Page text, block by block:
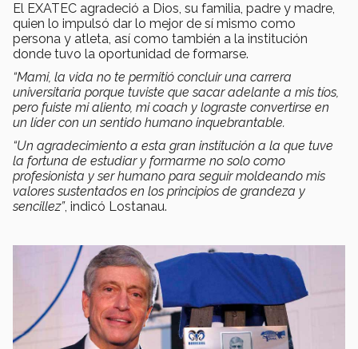
El EXATEC agradeció a Dios, su familia, padre y madre,
quien lo impulsó dar lo mejor de sí mismo como
persona y atleta, así como también a la institución
donde tuvo la oportunidad de formarse.
“Mami, la vida no te permitió concluir una carrera
universitaria porque tuviste que sacar adelante a mis tíos,
pero fuiste mi aliento, mi coach y lograste convertirse en
un líder con un sentido humano inquebrantable.
“Un agradecimiento a esta gran institución a la que tuve
la fortuna de estudiar y formarme no solo como
profesionista y ser humano para seguir moldeando mis
valores sustentados en los principios de grandeza y
sencillez”, indicó Lostanau.